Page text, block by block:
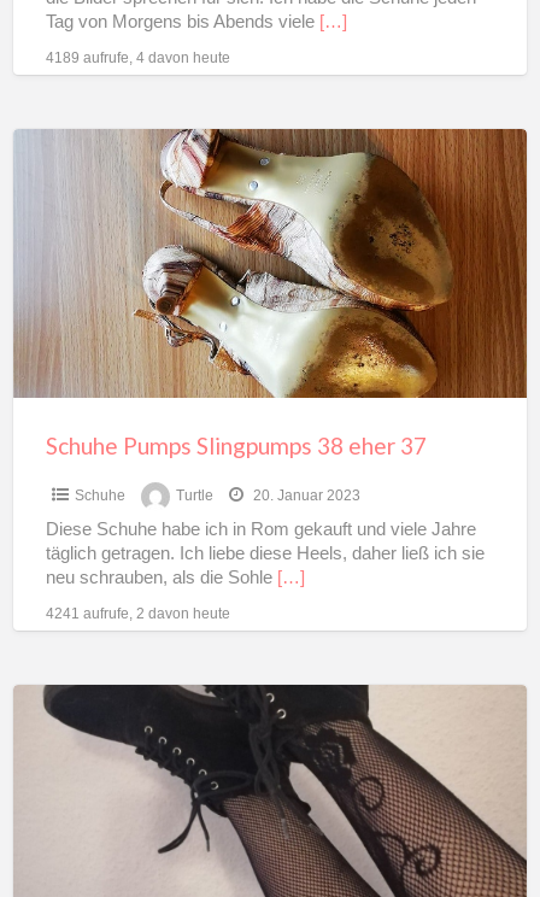
Tag von Morgens bis Abends viele […]
4189 aufrufe, 4 davon heute
Slingpumps
Schuhe Pumps Slingpumps 38 eher 37
Schuhe Turtle 20. Januar 2023
Diese Schuhe habe ich in Rom gekauft und viele Jahre
täglich getragen. Ich liebe diese Heels, daher ließ ich sie
neu schrauben, als die Sohle […]
4241 aufrufe, 2 davon heute
Kleine
Gothic